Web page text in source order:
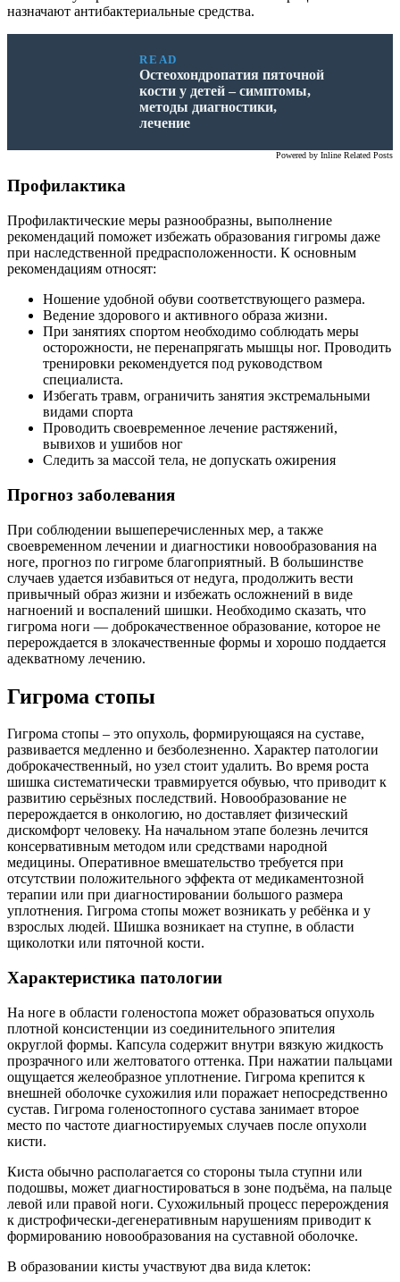
назначают антибактериальные средства.
READ
Остеохондропатия пяточной
кости у детей – симптомы,
методы диагностики,
лечение
Powered by Inline Related Posts
Профилактика
Профилактические меры разнообразны, выполнение
рекомендаций поможет избежать образования гигромы даже
при наследственной предрасположенности. К основным
рекомендациям относят:
Ношение удобной обуви соответствующего размера.
Ведение здорового и активного образа жизни.
При занятиях спортом необходимо соблюдать меры
осторожности, не перенапрягать мышцы ног. Проводить
тренировки рекомендуется под руководством
специалиста.
Избегать травм, ограничить занятия экстремальными
видами спорта
Проводить своевременное лечение растяжений,
вывихов и ушибов ног
Следить за массой тела, не допускать ожирения
Прогноз заболевания
При соблюдении вышеперечисленных мер, а также
своевременном лечении и диагностики новообразования на
ноге, прогноз по гигроме благоприятный. В большинстве
случаев удается избавиться от недуга, продолжить вести
привычный образ жизни и избежать осложнений в виде
нагноений и воспалений шишки. Необходимо сказать, что
гигрома ноги — доброкачественное образование, которое не
перерождается в злокачественные формы и хорошо поддается
адекватному лечению.
Гигрома стопы
Гигрома стопы – это опухоль, формирующаяся на суставе,
развивается медленно и безболезненно. Характер патологии
доброкачественный, но узел стоит удалить. Во время роста
шишка систематически травмируется обувью, что приводит к
развитию серьёзных последствий. Новообразование не
перерождается в онкологию, но доставляет физический
дискомфорт человеку. На начальном этапе болезнь лечится
консервативным методом или средствами народной
медицины. Оперативное вмешательство требуется при
отсутствии положительного эффекта от медикаментозной
терапии или при диагностировании большого размера
уплотнения. Гигрома стопы может возникать у ребёнка и у
взрослых людей. Шишка возникает на ступне, в области
щиколотки или пяточной кости.
Характеристика патологии
На ноге в области голеностопа может образоваться опухоль
плотной консистенции из соединительного эпителия
округлой формы. Капсула содержит внутри вязкую жидкость
прозрачного или желтоватого оттенка. При нажатии пальцами
ощущается желеобразное уплотнение. Гигрома крепится к
внешней оболочке сухожилия или поражает непосредственно
сустав. Гигрома голеностопного сустава занимает второе
место по частоте диагностируемых случаев после опухоли
кисти.
Киста обычно располагается со стороны тыла ступни или
подошвы, может диагностироваться в зоне подъёма, на пальце
левой или правой ноги. Сухожильный процесс перерождения
к дистрофически-дегенеративным нарушениям приводит к
формированию новообразования на суставной оболочке.
В образовании кисты участвуют два вида клеток: